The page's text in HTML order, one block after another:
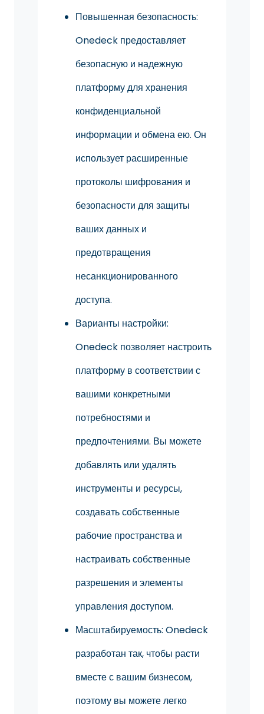
Повышенная безопасность:
Onedeck предоставляет
безопасную и надежную
платформу для хранения
конфиденциальной
информации и обмена ею. Он
использует расширенные
протоколы шифрования и
безопасности для защиты
ваших данных и
предотвращения
несанкционированного
доступа.
Варианты настройки:
Onedeck позволяет настроить
платформу в соответствии с
вашими конкретными
потребностями и
предпочтениями. Вы можете
добавлять или удалять
инструменты и ресурсы,
создавать собственные
рабочие пространства и
настраивать собственные
разрешения и элементы
управления доступом.
Масштабируемость: Onedeck
разработан так, чтобы расти
вместе с вашим бизнесом,
поэтому вы можете легко